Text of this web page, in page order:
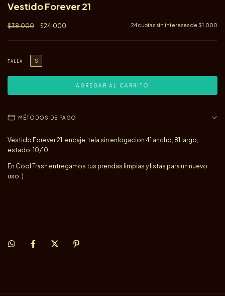
Vestido Forever 21
$38.000 $24.000 24cuotas sin intereses de $1.000
TALLA S
MÉTODOS DE PAGO
Vestido Forever 21, encaje, tela sin enlogacion 41 ancho, 81 largo,
estado: 10/10
En Cool Trash entregamos tus prendas limpias y listas para un nuevo
uso :)